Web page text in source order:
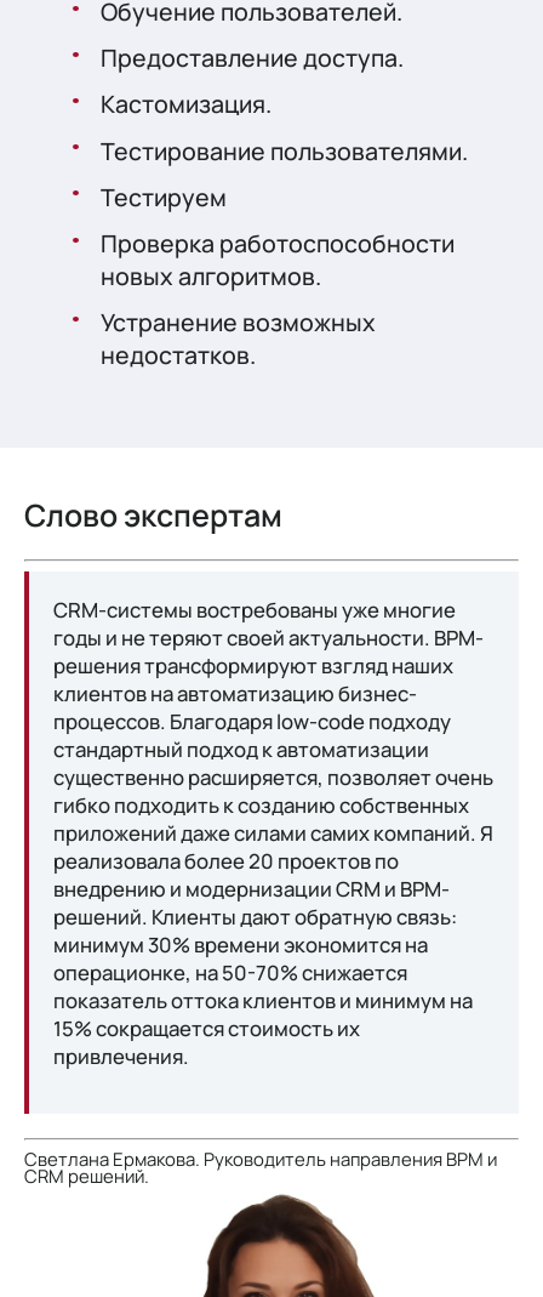
Обучение пользователей.
Предоставление доступа.
Кастомизация.
Тестирование пользователями.
Тестируем
Проверка работоспособности
новых алгоритмов.
Устранение возможных
недостатков.
Слово экспертам
CRM-системы востребованы уже многие
годы и не теряют своей актуальности. BPM-
решения трансформируют взгляд наших
клиентов на автоматизацию бизнес-
процессов. Благодаря low-code подходу
стандартный подход к автоматизации
существенно расширяется, позволяет очень
гибко подходить к созданию собственных
приложений даже силами самих компаний. Я
реализовала более 20 проектов по
внедрению и модернизации CRM и BPM-
решений. Клиенты дают обратную связь:
минимум 30% времени экономится на
операционке, на 50-70% снижается
показатель оттока клиентов и минимум на
15% сокращается стоимость их
привлечения.
Светлана Ермакова. Руководитель направления BPM и
CRM решений.